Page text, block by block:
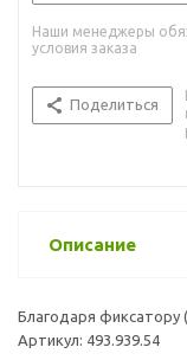
Наши менеджеры
условия заказа
Поделиться
Описание
Благодаря фиксатору
Артикул: 493.939.54